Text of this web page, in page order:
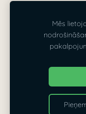
Dizaina Parks —
Mēs